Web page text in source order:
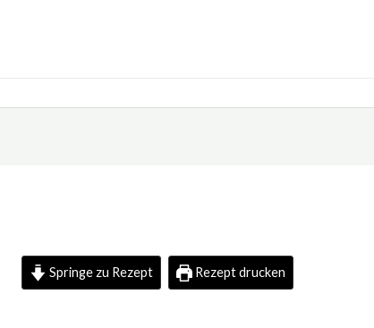
Springe zu Rezept Rezept drucken